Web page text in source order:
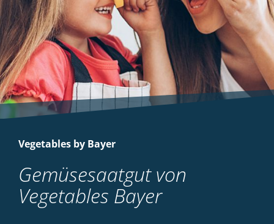
Vegetables by Bayer
Gemüsesaatgut von
Vegetables Bayer